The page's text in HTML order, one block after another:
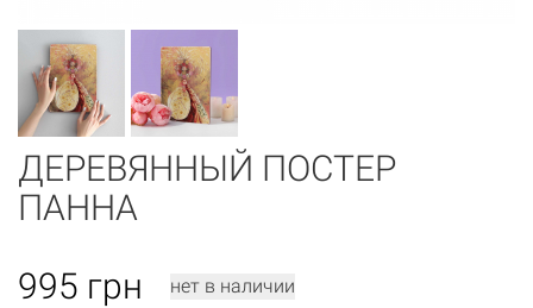
ДЕРЕВЯННЫЙ ПОСТЕР
ПАННА
995 грн нет в наличии